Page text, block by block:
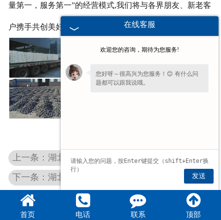
量第一，服务第一”的经营模式,我们将与各界朋友、新老客
户携手共创美好明天。
上一条：湖北铝基碳化硅
下一条：湖北绿碳化硅
首页 电话 联系 顶部
在线客服
欢迎您的咨询，期待为您服务!
您好呀～很高兴为您服务！😊 有什么问
题都可以跟我说哦。
发送